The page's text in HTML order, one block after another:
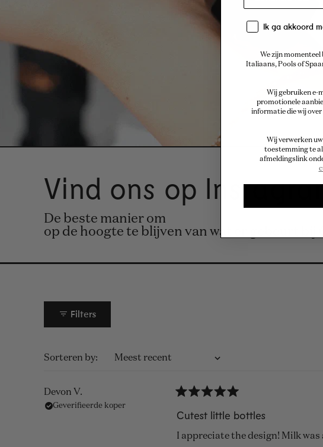
Vind ons op
De beste manier om
op de hoogte te blijven van wat er gebeurt bij
Filters
Sorteren
Devon V.
Geverifieerde koper
met
5
van
de
Cutest little bottles
I appreciate the design! Milk
Ik ga akkoord
We zijn momenteel
Italiaans, Pools of
Wij gebruiken e-
promotionele
informatie die wij over
Wij verwerken
toestemming te
afmeldingslink